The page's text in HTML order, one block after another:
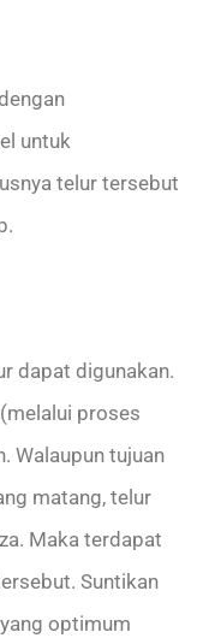
untuk
telur tersebut
dapat digunakan.
proses
Walaupun tujuan
matang, telur
Maka terdapat
Suntikan
optimum